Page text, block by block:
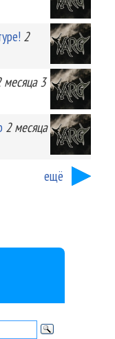
2
месяца 3
2 месяца
ещё